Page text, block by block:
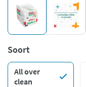
Soort
All over
clean